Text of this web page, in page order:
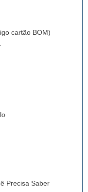
cartão BOM)
Precisa Saber